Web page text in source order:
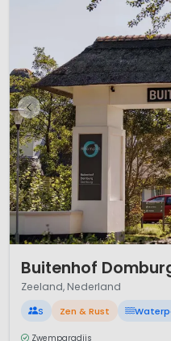
Buitenhof
Zeeland, Nederland
S Zen & Rust
Zwemparadijs